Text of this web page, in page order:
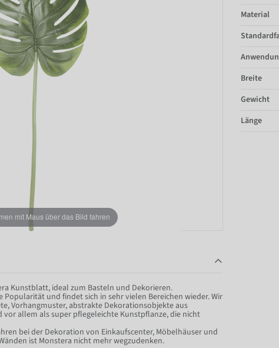
mit Maus über das Bild fahren
Material
Breite
Gewicht
Länge
Kunstblatt, ideal zum Basteln und Dekorieren.
Popularität und findet sich in sehr vielen Bereichen wieder. Wir
Vorhangmuster, abstrakte Dekorationsobjekte aus
allem als super pflegeleichte Kunstpflanze, die nicht
bei der Dekoration von Einkaufscenter, Möbelhäuser und
ist Monstera nicht mehr wegzudenken.